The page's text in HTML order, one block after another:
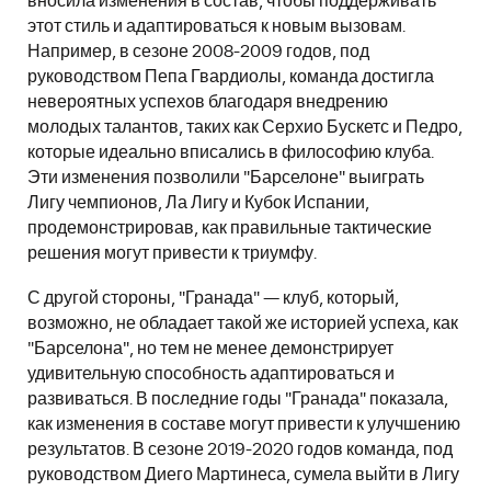
этот стиль и адаптироваться к новым вызовам.
Например, в сезоне 2008-2009 годов, под
руководством Пепа Гвардиолы, команда достигла
невероятных успехов благодаря внедрению
молодых талантов, таких как Серхио Бускетс и Педро,
которые идеально вписались в философию клуба.
Эти изменения позволили "Барселоне" выиграть
Лигу чемпионов, Ла Лигу и Кубок Испании,
продемонстрировав, как правильные тактические
решения могут привести к триумфу.
С другой стороны, "Гранада" — клуб, который,
возможно, не обладает такой же историей успеха, как
"Барселона", но тем не менее демонстрирует
удивительную способность адаптироваться и
развиваться. В последние годы "Гранада" показала,
как изменения в составе могут привести к улучшению
результатов. В сезоне 2019-2020 годов команда, под
руководством Диего Мартинеса, сумела выйти в Лигу